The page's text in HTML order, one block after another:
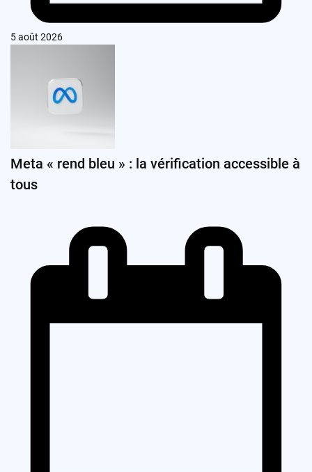
5 août 2026
Meta « rend bleu » : la vérification accessible à
tous